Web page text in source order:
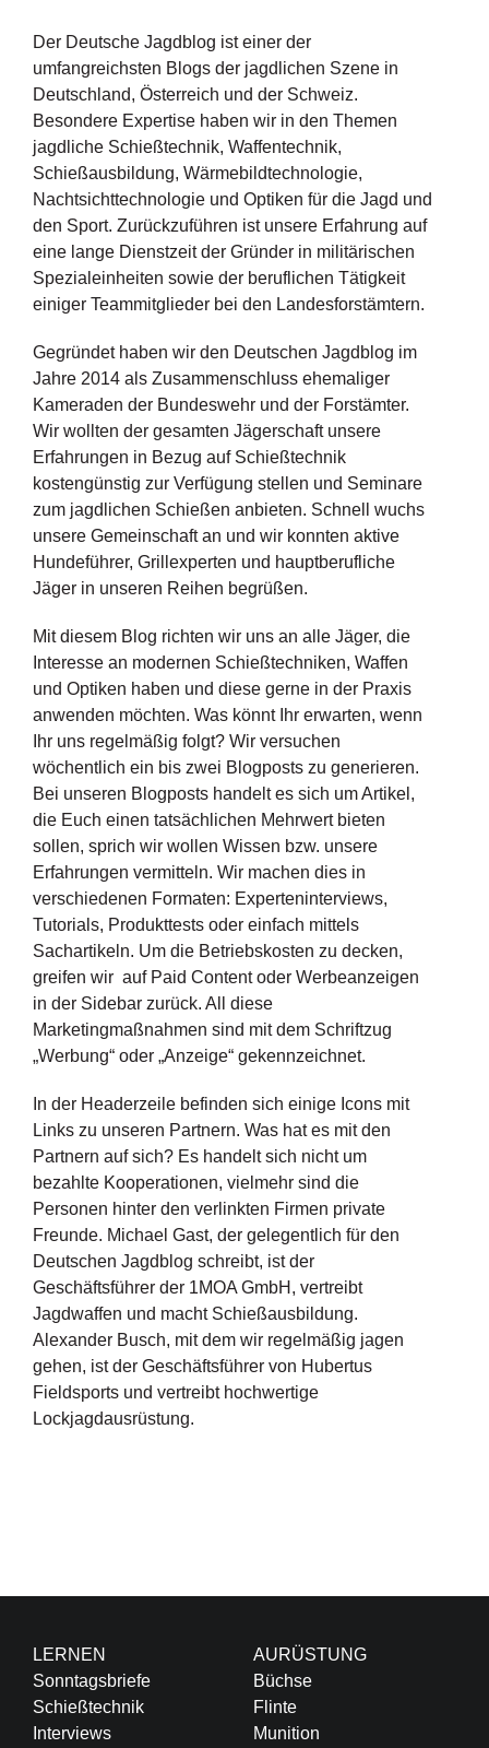
Der Deutsche Jagdblog ist einer der
umfangreichsten Blogs der jagdlichen Szene in
Deutschland, Österreich und der Schweiz.
Besondere Expertise haben wir in den Themen
jagdliche Schießtechnik, Waffentechnik,
Schießausbildung, Wärmebildtechnologie,
Nachtsichttechnologie und Optiken für die Jagd und
den Sport. Zurückzuführen ist unsere Erfahrung auf
eine lange Dienstzeit der Gründer in militärischen
Spezialeinheiten sowie der beruflichen Tätigkeit
einiger Teammitglieder bei den Landesforstämtern.
Gegründet haben wir den Deutschen Jagdblog im
Jahre 2014 als Zusammenschluss ehemaliger
Kameraden der Bundeswehr und der Forstämter.
Wir wollten der gesamten Jägerschaft unsere
Erfahrungen in Bezug auf Schießtechnik
kostengünstig zur Verfügung stellen und Seminare
zum jagdlichen Schießen anbieten. Schnell wuchs
unsere Gemeinschaft an und wir konnten aktive
Hundeführer, Grillexperten und hauptberufliche
Jäger in unseren Reihen begrüßen.
Mit diesem Blog richten wir uns an alle Jäger, die
Interesse an modernen Schießtechniken, Waffen
und Optiken haben und diese gerne in der Praxis
anwenden möchten. Was könnt Ihr erwarten, wenn
Ihr uns regelmäßig folgt? Wir versuchen
wöchentlich ein bis zwei Blogposts zu generieren.
Bei unseren Blogposts handelt es sich um Artikel,
die Euch einen tatsächlichen Mehrwert bieten
sollen, sprich wir wollen Wissen bzw. unsere
Erfahrungen vermitteln. Wir machen dies in
verschiedenen Formaten: Experteninterviews,
Tutorials, Produkttests oder einfach mittels
Sachartikeln. Um die Betriebskosten zu decken,
greifen wir auf Paid Content oder Werbeanzeigen
in der Sidebar zurück. All diese
Marketingmaßnahmen sind mit dem Schriftzug
„Werbung“ oder „Anzeige“ gekennzeichnet.
In der Headerzeile befinden sich einige Icons mit
Links zu unseren Partnern. Was hat es mit den
Partnern auf sich? Es handelt sich nicht um
bezahlte Kooperationen, vielmehr sind die
Personen hinter den verlinkten Firmen private
Freunde. Michael Gast, der gelegentlich für den
Deutschen Jagdblog schreibt, ist der
Geschäftsführer der 1MOA GmbH, vertreibt
Jagdwaffen und macht Schießausbildung.
Alexander Busch, mit dem wir regelmäßig jagen
gehen, ist der Geschäftsführer von Hubertus
Fieldsports und vertreibt hochwertige
Lockjagdausrüstung.
LERNEN
Sonntagsbriefe
Schießtechnik
Interviews
AURÜSTUNG
Büchse
Flinte
Munition